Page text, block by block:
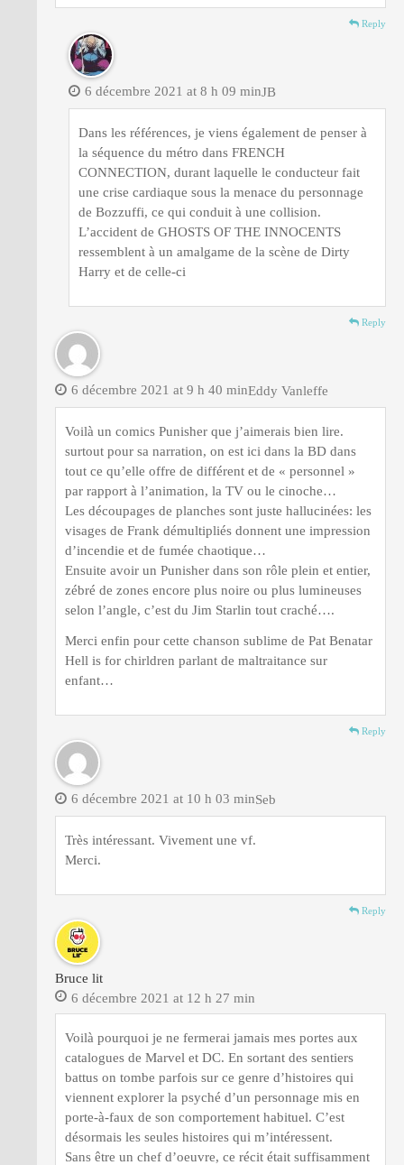
Reply
JB
6 décembre 2021 at 8 h 09 min
Dans les références, je viens également de penser à
la séquence du métro dans FRENCH
CONNECTION, durant laquelle le conducteur fait
une crise cardiaque sous la menace du personnage
de Bozzuffi, ce qui conduit à une collision.
L’accident de GHOSTS OF THE INNOCENTS
ressemblent à un amalgame de la scène de Dirty
Harry et de celle-ci
Reply
Eddy Vanleffe
6 décembre 2021 at 9 h 40 min
Voilà un comics Punisher que j’aimerais bien lire.
surtout pour sa narration, on est ici dans la BD dans
tout ce qu’elle offre de différent et de « personnel »
par rapport à l’animation, la TV ou le cinoche…
Les découpages de planches sont juste hallucinées: les
visages de Frank démultipliés donnent une impression
d’incendie et de fumée chaotique…
Ensuite avoir un Punisher dans son rôle plein et entier,
zébré de zones encore plus noire ou plus lumineuses
selon l’angle, c’est du Jim Starlin tout craché….
Merci enfin pour cette chanson sublime de Pat Benatar
Hell is for chirldren parlant de maltraitance sur
enfant…
Reply
Seb
6 décembre 2021 at 10 h 03 min
Très intéressant. Vivement une vf.
Merci.
Reply
Bruce lit
6 décembre 2021 at 12 h 27 min
Voilà pourquoi je ne fermerai jamais mes portes aux
catalogues de Marvel et DC. En sortant des sentiers
battus on tombe parfois sur ce genre d’histoires qui
viennent explorer la psyché d’un personnage mis en
porte-à-faux de son comportement habituel. C’est
désormais les seules histoires qui m’intéressent.
Sans être un chef d’oeuvre, ce récit était suffisamment